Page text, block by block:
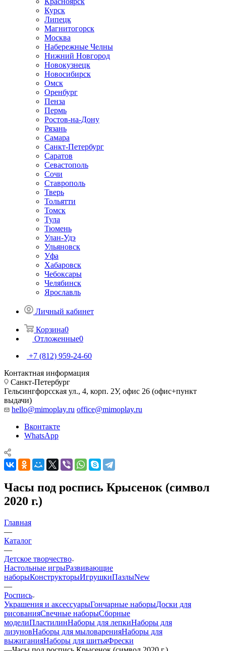
Курск
Липецк
Магнитогорск
Москва
Набережные Челны
Нижний Новгород
Новокузнецк
Новосибирск
Омск
Оренбург
Пенза
Пермь
Ростов-на-Дону
Рязань
Самара
Санкт-Петербург
Саратов
Севастополь
Сочи
Ставрополь
Тверь
Тольятти
Томск
Тула
Тюмень
Улан-Удэ
Ульяновск
Уфа
Хабаровск
Чебоксары
Челябинск
Ярославль
Личный кабинет
Корзина0
Отложенные0
+7 (812) 959-24-60
Контактная информация
Санкт-Петербург
Гельсингфорсская ул., 4, корп. 2У, офис 26 (офис+пункт
выдачи)
hello@mimoplay.ru office@mimoplay.ru
Вконтакте
WhatsApp
Часы под роспись Крысенок (символ
2020 г.)
Главная
—
Каталог
—
Детское творчество
Настольные игрыРазвивающие
наборыКонструкторыИгрушкиПазлыNew
—
Роспись
Украшения и аксессуарыГончарные наборыДоски для
рисованияСвечные наборыСборные
моделиПластилинНаборы для лепкиНаборы для
лизуновНаборы для мыловаренияНаборы для
выжиганияНаборы для шитьяФрески